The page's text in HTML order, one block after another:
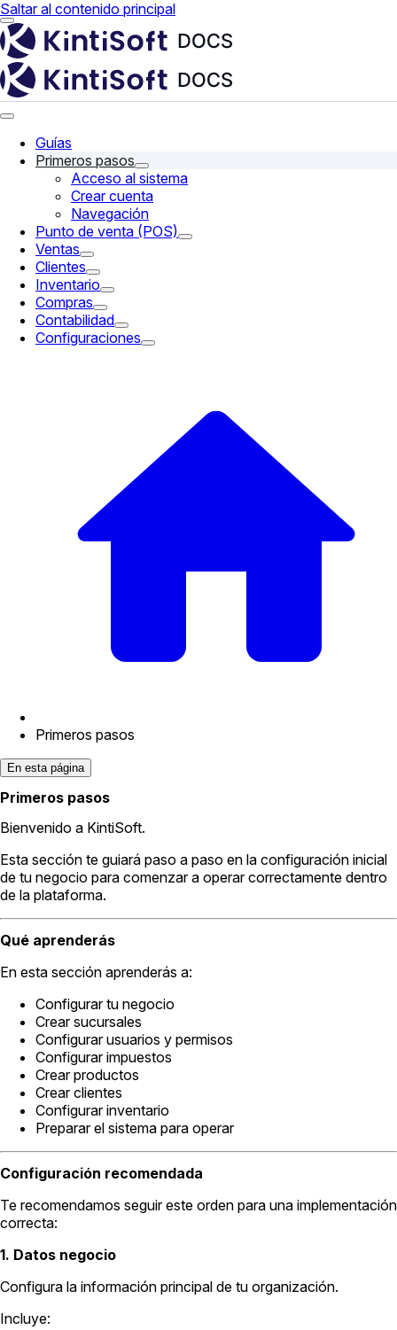
Saltar al contenido principal
Guías
Primeros pasos
Acceso al sistema
Crear cuenta
Navegación
Punto de venta (POS)
Ventas
Clientes
Inventario
Compras
Contabilidad
Configuraciones
Primeros pasos
En esta página
Primeros pasos
Bienvenido a KintiSoft.
Esta sección te guiará paso a paso en la configuración inicial
de tu negocio para comenzar a operar correctamente dentro
de la plataforma.
Qué aprenderás
En esta sección aprenderás a:
Configurar tu negocio
Crear sucursales
Configurar usuarios y permisos
Configurar impuestos
Crear productos
Crear clientes
Configurar inventario
Preparar el sistema para operar
Configuración recomendada
Te recomendamos seguir este orden para una implementación
correcta:
1. Datos negocio
Configura la información principal de tu organización.
Incluye: